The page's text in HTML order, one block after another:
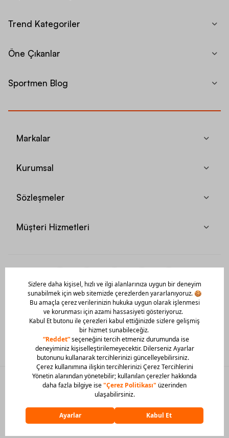
Trend Kategoriler
Öne Çıkanlar
Sportmen Blog
Markalar
Kurumsal
Sözleşmeler
Müşteri Hizmetleri
Mobil Uygulamamızı Hemen İndir!
© 2026 Barcin Tüm Hakları Saklıdır
Sitedeki görsel materyaller izinsiz kullanılamaz.